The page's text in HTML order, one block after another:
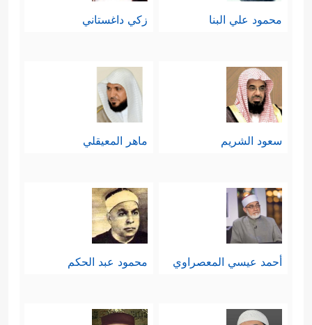
محمود علي البنا زكي داغستاني
سعود الشريم ماهر المعيقلي
أحمد عيسي المعصراوي محمود عبد الحكم